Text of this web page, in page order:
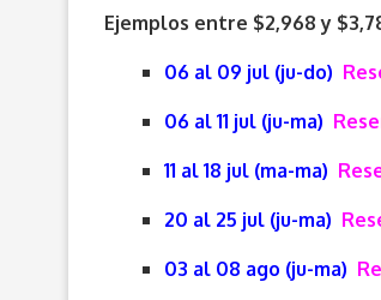
Ejemplos entre $2,968 y
06 al 09 jul (ju-do)
06 al 11 jul (ju-ma)
11 al 18 jul (ma-ma)
20 al 25 jul (ju-ma)
03 al 08 ago (ju-ma)